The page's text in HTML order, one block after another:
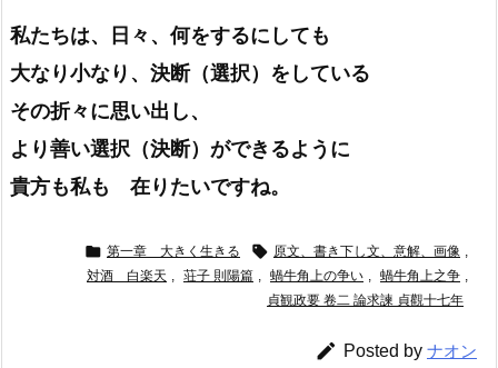
私たちは、日々、何をするにしても
大なり小なり、決断（選択）をしている
その折々に思い出し、
より善い選択（決断）ができるように
貴方も私も 在りたいですね。
 第一章 大きく生きる  原文、書き下し文、意解、画像
対酒 白楽天
荘子 則陽篇 蝸牛角上の争い 蝸牛角上之争
貞観政要 卷二 論求諫 貞觀十七年
 Posted by ナオン